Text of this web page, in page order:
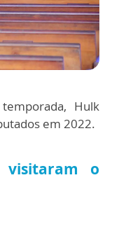
Hulk
em 2022.
visitaram o